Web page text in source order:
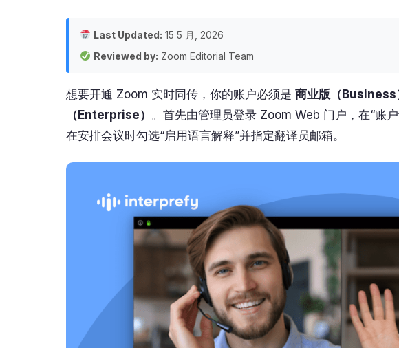
Last Updated: 15 5 月, 2026
Reviewed by: Zoom Editorial Team
想要开通 Zoom 实时同传，你的账户必须是 商业版（Business
（Enterprise） 。首先由管理员登录 Zoom Web 门户，在“账
在安排会议时勾选“启用语言解释”并指定翻译员邮箱。